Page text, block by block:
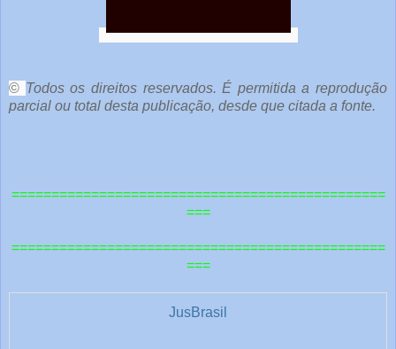
© Todos os direitos reservados. É permitida a reprodução
parcial ou total desta publicação, desde que citada a fonte.
===============================================
===
===============================================
===
JusBrasil